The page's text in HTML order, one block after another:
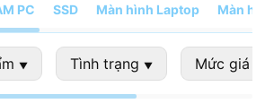
PC SSD Màn hình Laptop Màn
▼ Tình trạng ▼ Mức giá